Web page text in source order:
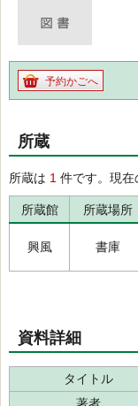
予約かごへ
所蔵
所蔵は 1 件です。現在
所蔵館 所蔵場所
興風 書庫
資料詳細
タイトル